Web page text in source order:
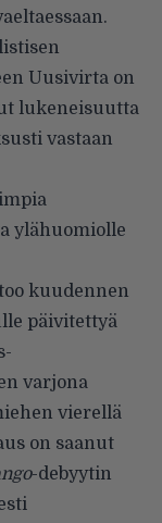
Uusivirta on
lukeneisuutta
vastaan
ylähuomiolle
kuudennen
päivitettyä
varjona
vierellä
on saanut
-debyytin